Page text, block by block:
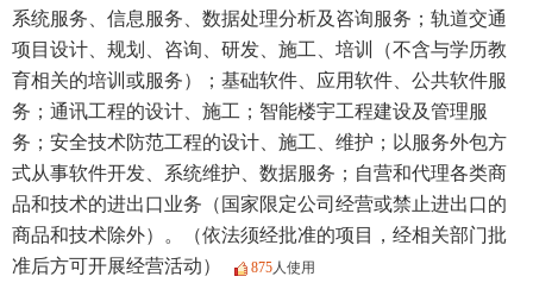
系统服务、信息服务、数据处理分析及咨询服务；轨道交通
项目设计、规划、咨询、研发、施工、培训（不含与学历教
育相关的培训或服务）；基础软件、应用软件、公共软件服
务；通讯工程的设计、施工；智能楼宇工程建设及管理服
务；安全技术防范工程的设计、施工、维护；以服务外包方
式从事软件开发、系统维护、数据服务；自营和代理各类商
品和技术的进出口业务（国家限定公司经营或禁止进出口的
商品和技术除外）。（依法须经批准的项目，经相关部门批
准后方可开展经营活动）
875人使用